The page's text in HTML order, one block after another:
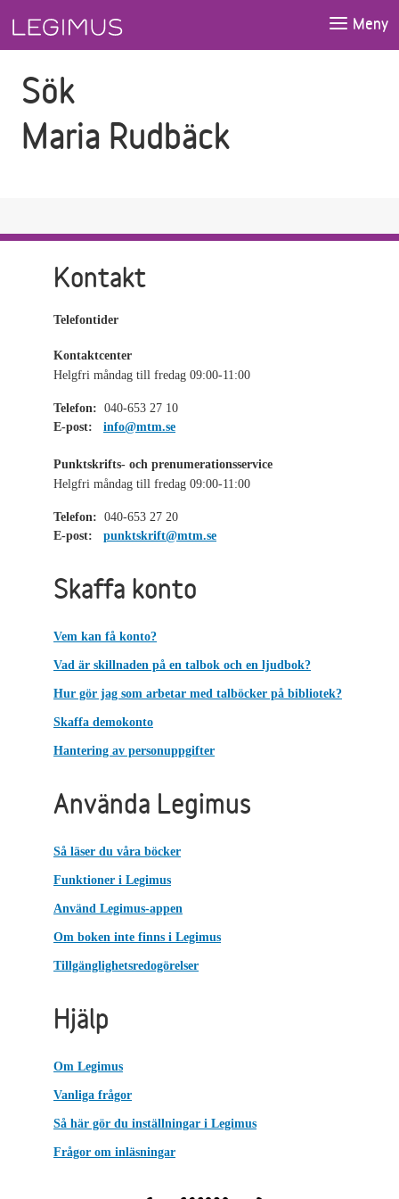
Meny
Sök
Maria Rudbäck
Kontakt
Telefontider
Kontaktcenter
Helgfri måndag till fredag 09:00-11:00
Telefon: 040-653 27 10
E-post:
info@mtm.se
Punktskrifts- och prenumerationsservice
Helgfri måndag till fredag 09:00-11:00
Telefon: 040-653 27 20
E-post:
punktskrift@mtm.se
Skaffa konto
Vem kan få konto?
Vad är skillnaden på en talbok och en ljudbok?
Hur gör jag som arbetar med talböcker på bibliotek?
Skaffa demokonto
Hantering av personuppgifter
Använda Legimus
Så läser du våra böcker
Funktioner i Legimus
Använd Legimus-appen
Om boken inte finns i Legimus
Tillgänglighetsredogörelser
Hjälp
Om Legimus
Vanliga frågor
Så här gör du inställningar i Legimus
Frågor om inläsningar